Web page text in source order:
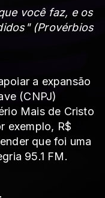
você faz, e os
(Provérbios
a expansão
(CNPJ)
Mais de Cristo
exemplo, R$
que foi uma
95.1 FM.